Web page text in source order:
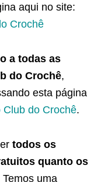
aqui no site:
Crochê
a todas as
do Crochê,
esta página
do Crochê.
todos os
quanto os
uma